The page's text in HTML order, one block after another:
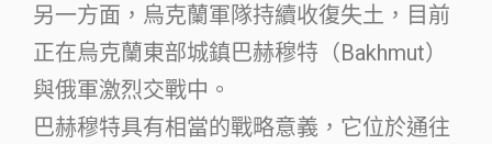
另一方面，烏克蘭軍隊持續收復失土，目前
正在烏克蘭東部城鎮巴赫穆特（Bakhmut）
與俄軍激烈交戰中。
巴赫穆特具有相當的戰略意義，它位於通往